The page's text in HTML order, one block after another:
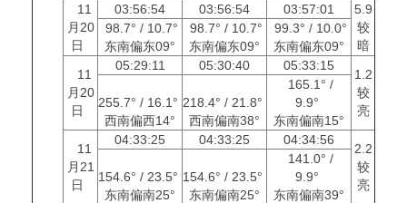
11
月20
日
03:56:54 03:56:54 03:57:01
5.9
较
暗
98.7° / 10.7°
东南偏东09°
98.7° / 10.7°
东南偏东09°
99.3° / 10.0°
东南偏东09°
11
月20
日
05:29:11 05:30:40 05:33:15
1.2
较
亮
255.7° / 16.1°
西南偏西14°
218.4° / 21.8°
西南偏南38°
165.1° /
9.9°
东南偏南15°
11
月21
日
04:33:25 04:33:25 04:34:56
2.2
较
亮
154.6° / 23.5°
东南偏南25°
154.6° / 23.5°
东南偏南25°
141.0° /
9.9°
东南偏南39°